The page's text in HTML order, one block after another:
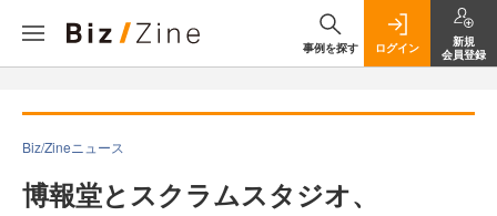
事例を探す ログイン
新規
会員登録
Biz/Zineニュース
博報堂とスクラムスタジオ、